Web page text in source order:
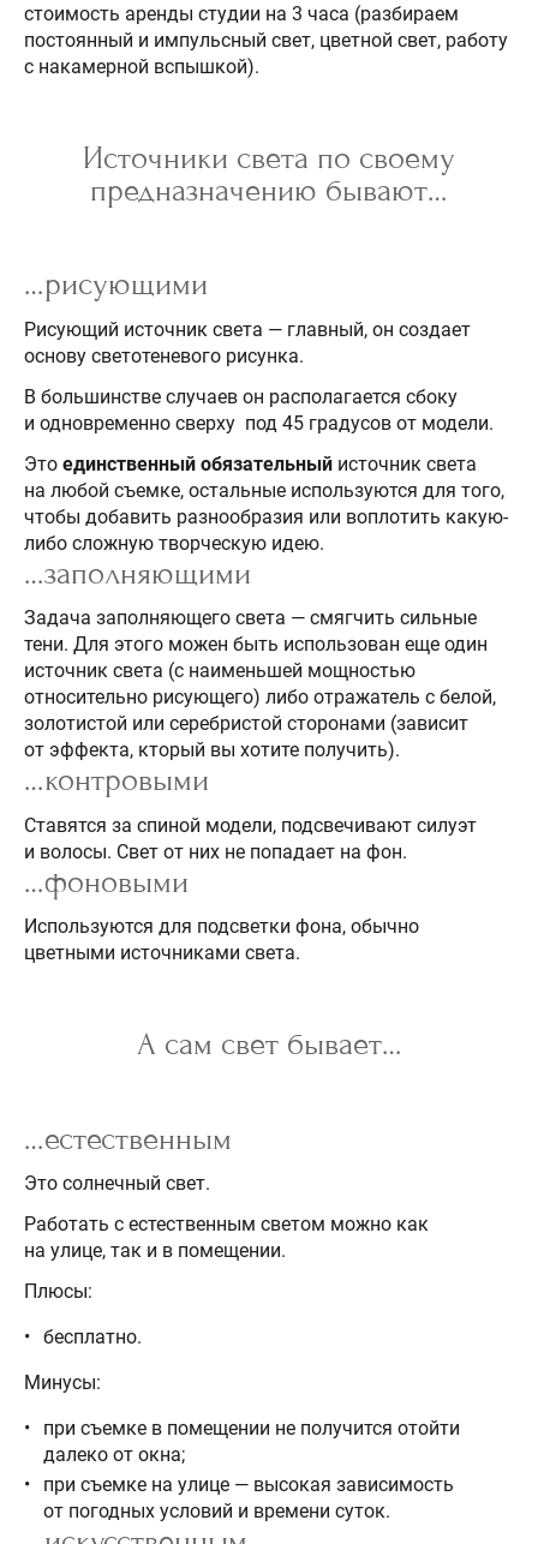
стоимость аренды студии на 3 часа (разбираем
постоянный и импульсный свет, цветной свет, работу
с накамерной вспышкой).
Источники света по своему
предназначению бывают…
…рисующими
Рисующий источник света — главный, он создает
основу светотеневого рисунка.
В большинстве случаев он располагается сбоку
и одновременно сверху под 45 градусов от модели.
Это единственный обязательный источник света
на любой съемке, остальные используются для того,
чтобы добавить разнообразия или воплотить какую-
либо сложную творческую идею.
…заполняющими
Задача заполняющего света — смягчить сильные
тени. Для этого можен быть использован еще один
источник света (с наименьшей мощностью
относительно рисующего) либо отражатель с белой,
золотистой или серебристой сторонами (зависит
от эффекта, кторый вы хотите получить).
…контровыми
Ставятся за спиной модели, подсвечивают силуэт
и волосы. Свет от них не попадает на фон.
…фоновыми
Используются для подсветки фона, обычно
цветными источниками света.
А сам свет бывает…
…естественным
Это солнечный свет.
Работать с естественным светом можно как
на улице, так и в помещении.
Плюсы:
бесплатно.
Минусы:
при съемке в помещении не получится отойти
далеко от окна;
при съемке на улице — высокая зависимость
от погодных условий и времени суток.